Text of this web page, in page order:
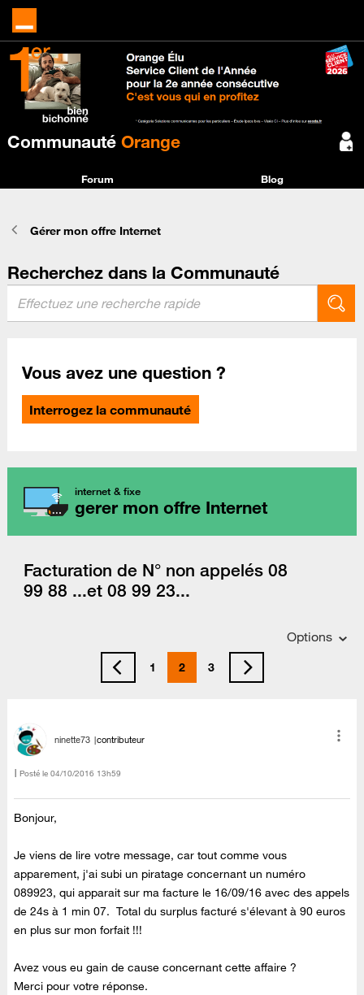
Communauté Orange
Forum Blog
Gérer mon offre Internet
Recherchez dans la Communauté
Vous avez une question ?
Interrogez la communauté
internet & fixe
gerer mon offre Internet
Facturation de N° non appelés 08
99 88 ...et 08 99 23...
Options
1 2 3
ninette73 contributeur
Posté le ‎04/10/2016 13h59
Bonjour,
Je viens de lire votre message, car tout comme vous
apparement, j'ai subi un piratage concernant un numéro
089923, qui apparait sur ma facture le 16/09/16 avec des appels
de 24s à 1 min 07. Total du surplus facturé s'élevant à 90 euros
en plus sur mon forfait !!!
Avez vous eu gain de cause concernant cette affaire ?
Merci pour votre réponse.